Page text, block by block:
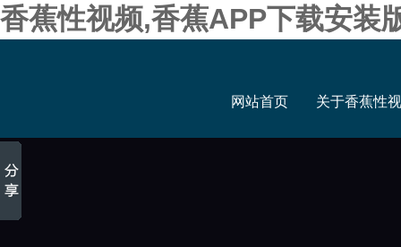
香蕉性视频,香蕉APP下载安装
网站首页 关于香蕉性